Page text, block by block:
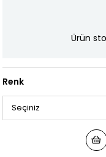
Ürün
Renk